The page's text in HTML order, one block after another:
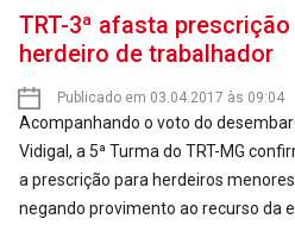
TRT-3ª afasta
herdeiro de trabalhador
Publicado em 03.04.2017 às 09:04
Acompanhando o voto do
Vidigal, a 5ª Turma do TRT-MG
a prescrição para herdeiros
negando provimento ao recurso da